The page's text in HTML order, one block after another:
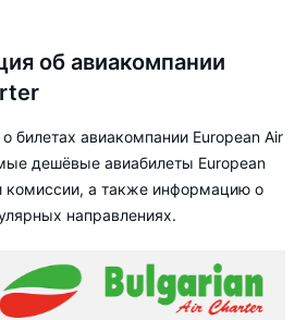
об авиакомпании
билетах авиакомпании European Air
дешёвые авиабилеты European
комиссии, а также информацию о
направлениях.